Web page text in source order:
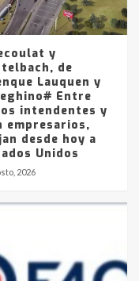
hasta Axion
y
de
Lauquen y
Entre
intendentes y
empresarios,
desde hoy a
Unidos
2026